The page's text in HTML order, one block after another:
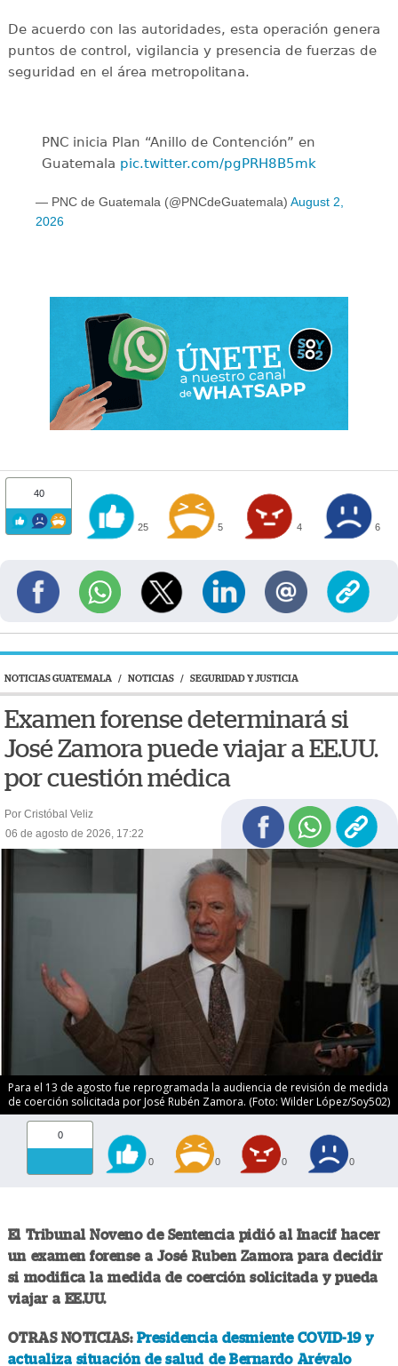
De acuerdo con las autoridades, esta operación genera
puntos de control, vigilancia y presencia de fuerzas de
seguridad en el área metropolitana.
PNC inicia Plan “Anillo de Contención” en
Guatemala pic.twitter.com/pgPRH8B5mk
— PNC de Guatemala (@PNCdeGuatemala) August 2,
2026
40
25 5 4 6
NOTICIAS GUATEMALA / NOTICIAS / SEGURIDAD Y JUSTICIA
Examen forense determinará si
José Zamora puede viajar a EE.UU.
por cuestión médica
Por Cristóbal Veliz
06 de agosto de 2026, 17:22
Para el 13 de agosto fue reprogramada la audiencia de revisión de medida
de coerción solicitada por José Rubén Zamora. (Foto: Wilder López/Soy502)
0
0 0 0 0
El Tribunal Noveno de Sentencia pidió al Inacif hacer
un examen forense a José Ruben Zamora para decidir
si modifica la medida de coerción solicitada y pueda
viajar a EE.UU.
OTRAS NOTICIAS: Presidencia desmiente COVID-19 y
actualiza situación de salud de Bernardo Arévalo